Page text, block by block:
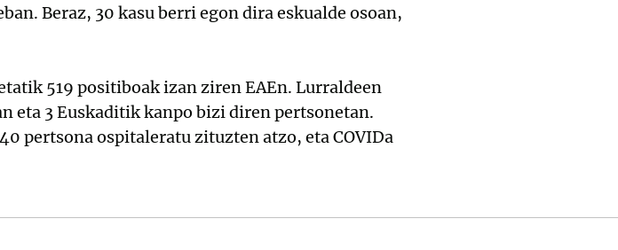
Beraz, 30 kasu berri egon dira eskualde osoan,
519 positiboak izan ziren EAEn. Lurraldeen
eta 3 Euskaditik kanpo bizi diren pertsonetan.
pertsona ospitaleratu zituzten atzo, eta COVIDa